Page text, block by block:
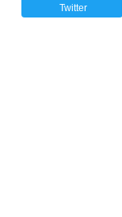
Twitter